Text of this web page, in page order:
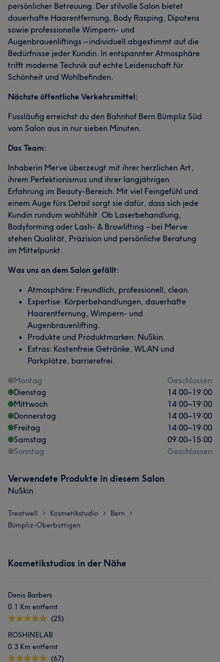
persönlicher Betreuung. Der stilvolle Salon bietet
dauerhafte Haarentfernung, Body Rasping, Dipotens
sowie professionelle Wimpern- und
Augenbrauenliftings – individuell abgestimmt auf die
Bedürfnisse jeder Kundin. In entspannter Atmosphäre
trifft moderne Technik auf echte Leidenschaft für
Schönheit und Wohlbefinden.
Nächste öffentliche Verkehrsmittel:
Fussläufig erreichst du den Bahnhof Bern Bümpliz Süd
vom Salon aus in nur sieben Minuten.
Das Team:
Inhaberin Merve überzeugt mit ihrer herzlichen Art,
ihrem Perfektionismus und ihrer langjährigen
Erfahrung im Beauty-Bereich. Mit viel Feingefühl und
einem Auge fürs Detail sorgt sie dafür, dass sich jede
Kundin rundum wohlfühlt. Ob Laserbehandlung,
Bodyforming oder Lash- & Browlifting – bei Merve
stehen Qualität, Präzision und persönliche Beratung
im Mittelpunkt.
Was uns an dem Salon gefällt:
Atmosphäre: Freundlich, professionell, clean.
Expertise: Körperbehandlungen, dauerhafte
Haarentfernung, Wimpern- und
Augenbrauenlifting.
Produkte und Produktmarken: NuSkin.
Extras: Kostenfreie Getränke, WLAN und
Parkplätze, barrierefrei.
Montag
Geschlossen
Dienstag
14:00–19:00
Mittwoch
14:00–19:00
Donnerstag
14:00–19:00
Freitag
14:00–19:00
Samstag
09:00–15:00
Sonntag
Geschlossen
Verwendete Produkte in diesem Salon
NuSkin
Treatwell > Kosmetikstudio > Bern >
Bümpliz-Oberbottigen
Kosmetikstudios in der Nähe
Denis Barbers
0.1 Km entfernt
(25)
ROSHINELAB
0.3 Km entfernt
(67)